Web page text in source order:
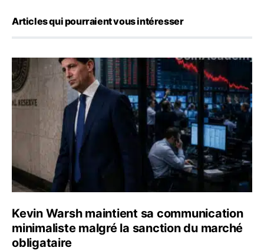
Articles qui pourraient vous intéresser
Kevin Warsh maintient sa communication minimaliste
Kevin Warsh maintient sa communication
minimaliste malgré la sanction du marché
obligataire